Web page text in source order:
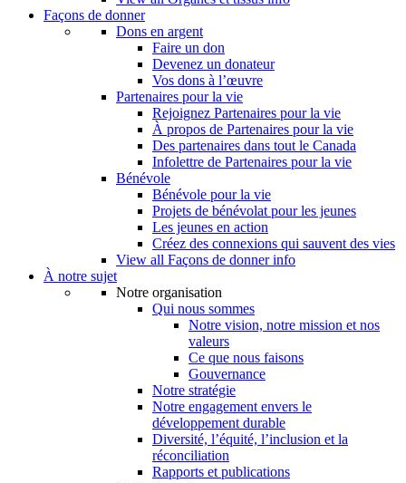
Façons de donner
Dons en argent
Faire un don
Devenez un donateur
Vos dons à l’œuvre
Partenaires pour la vie
Rejoignez Partenaires pour la vie
À propos de Partenaires pour la vie
Des partenaires dans tout le Canada
Infolettre de Partenaires pour la vie
Bénévole
Bénévole pour la vie
Projets de bénévolat pour les jeunes
Les jeunes en action
Créez des connexions qui sauvent des vies
View all Façons de donner info
À notre sujet
Notre organisation
Qui nous sommes
Notre vision, notre mission et nos
valeurs
Ce que nous faisons
Gouvernance
Notre stratégie
Notre engagement envers le
développement durable
Diversité, l’équité, l’inclusion et la
réconciliation
Rapports et publications